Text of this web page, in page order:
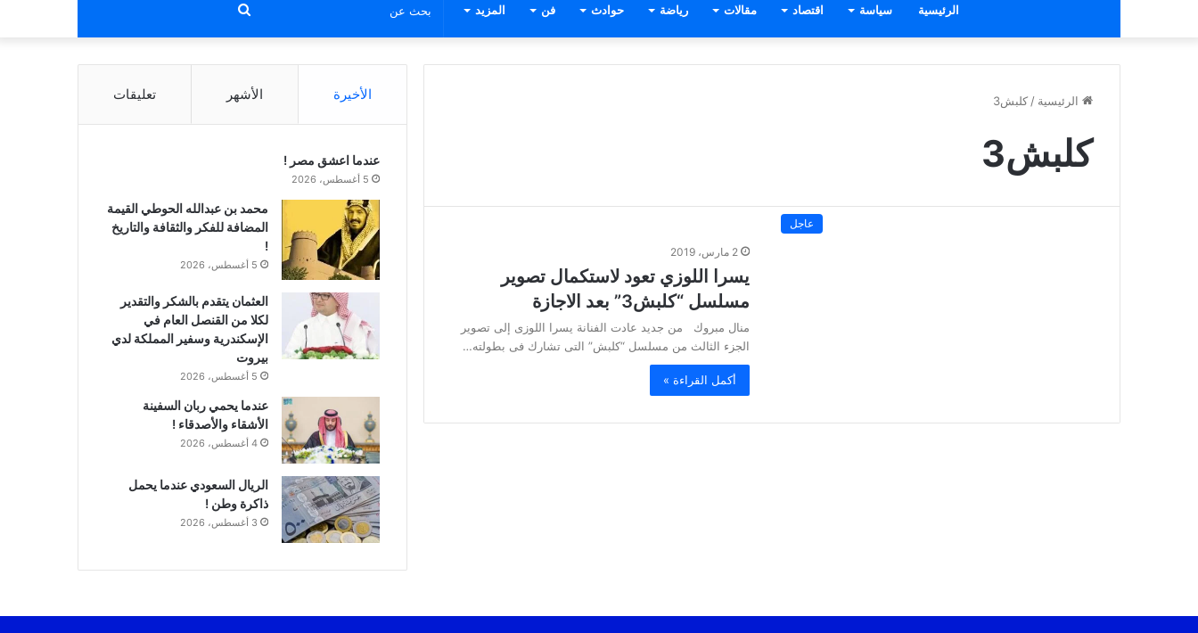
الرئيسية سياسة اقتصاد مقالات رياضة حوادث فن المزيد بحث
عن
الرئيسية / كلبش3
كلبش3
عاجل
2 مارس، 2019
يسرا اللوزي تعود لاستكمال تصوير
مسلسل “كلبش3” بعد الاجازة
منال مبروك من جديد عادت الفنانة يسرا اللوزى إلى تصوير
الجزء الثالث من مسلسل “كلبش” التى تشارك فى بطولته…
أكمل القراءة »
الأخيرة الأشهر تعليقات
عندما اعشق مصر !
5 أغسطس، 2026
محمد بن عبدالله الحوطي القيمة
المضافة للفكر والثقافة والتاريخ
!
5 أغسطس، 2026
العثمان يتقدم بالشكر والتقدير
لكلا من القنصل العام في
الإسكندرية وسفير المملكة لدي
بيروت
5 أغسطس، 2026
عندما يحمي ربان السفينة
الأشقاء والأصدقاء !
4 أغسطس، 2026
الريال السعودي عندما يحمل
ذاكرة وطن !
3 أغسطس، 2026